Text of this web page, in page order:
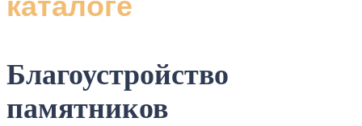
Благоустройство
памятников